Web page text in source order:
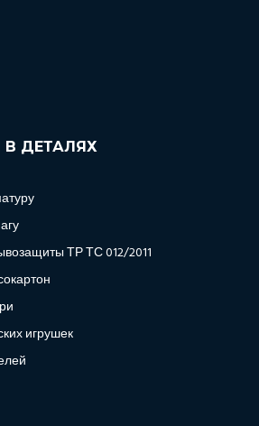
ДЕТАЛЯХ
ТР ТС 012/2011
игрушек